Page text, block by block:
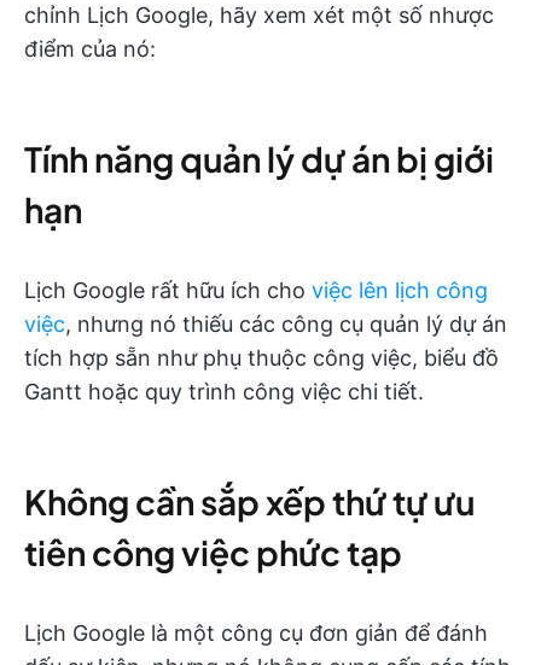
chỉnh Lịch Google, hãy xem xét một số nhược
điểm của nó:
Tính năng quản lý dự án bị giới
hạn
Lịch Google rất hữu ích cho việc lên lịch công
việc, nhưng nó thiếu các công cụ quản lý dự án
tích hợp sẵn như phụ thuộc công việc, biểu đồ
Gantt hoặc quy trình công việc chi tiết.
Không cần sắp xếp thứ tự ưu
tiên công việc phức tạp
Lịch Google là một công cụ đơn giản để đánh